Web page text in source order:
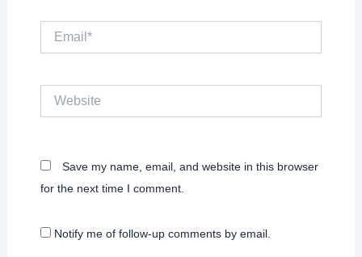
Email*
Save my name, email, and website in this browser
for the next time I comment.
Notify me of follow-up comments by email.